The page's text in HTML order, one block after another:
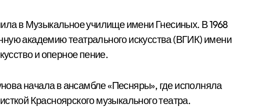
в Музыкальное училище имени Гнесиных. В 1968
академию театрального искусства (ВГИК) имени
и оперное пение.
начала в ансамбле «Песняры», где исполняла
Красноярского музыкального театра.